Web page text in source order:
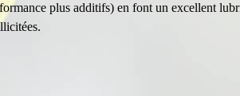
plus additifs) en font un excellent